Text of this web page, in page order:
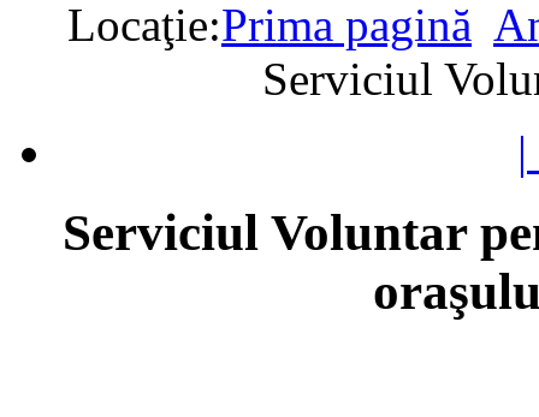
Locaţie:Prima pagină
Serviciul
Serviciul Voluntar